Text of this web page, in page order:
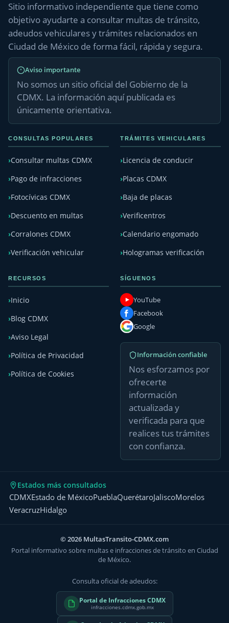
Sitio informativo independiente que tiene como
objetivo ayudarte a consultar multas de tránsito,
adeudos vehiculares y trámites relacionados en
Ciudad de México de forma fácil, rápida y segura.
Aviso importante
No somos un sitio oficial del Gobierno de la
CDMX. La información aquí publicada es
únicamente orientativa.
CONSULTAS POPULARES
Consultar multas CDMX
Pago de infracciones
Fotocívicas CDMX
Descuento en multas
Corralones CDMX
Verificación vehicular
TRÁMITES VEHICULARES
Licencia de conducir
Placas CDMX
Baja de placas
Verificentros
Calendario engomado
Hologramas verificación
RECURSOS
Inicio
Blog CDMX
Aviso Legal
Política de Privacidad
Política de Cookies
SÍGUENOS
YouTube
Facebook
Google
Información confiable
Nos esforzamos por
ofrecerte
información
actualizada y
verificada para que
realices tus trámites
con confianza.
Estados más consultados
CDMXEstado de MéxicoPueblaQuerétaroJaliscoMorelos
VeracruzHidalgo
© 2026 MultasTransito-CDMX.com
Portal informativo sobre multas e infracciones de tránsito en Ciudad
de México.
Consulta oficial de adeudos:
Portal de Infracciones CDMX
infracciones.cdmx.gob.mx